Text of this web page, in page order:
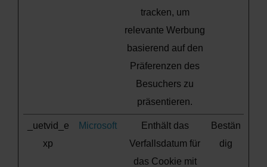
tracken, um
relevante Werbung
basierend auf den
Präferenzen des
Besuchers zu
präsentieren.
_uetvid_e
xp
Microsoft
Enthält das
Verfallsdatum für
das Cookie mit
Bestän
dig